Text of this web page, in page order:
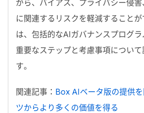
がら、バイアス、プライバシー侵
に関連するリスクを軽減すること
は、包括的なAIガバナンスプログ
重要なステップと考慮事項につい
す。
関連記事： Box AIベータ版の提供
ツからより多くの価値を得る